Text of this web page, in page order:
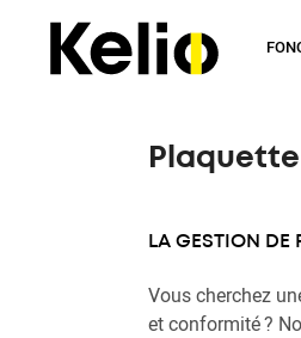
contenu
Accueil Ressources
LA GESTION DE
Vous cherchez
et conformité ?